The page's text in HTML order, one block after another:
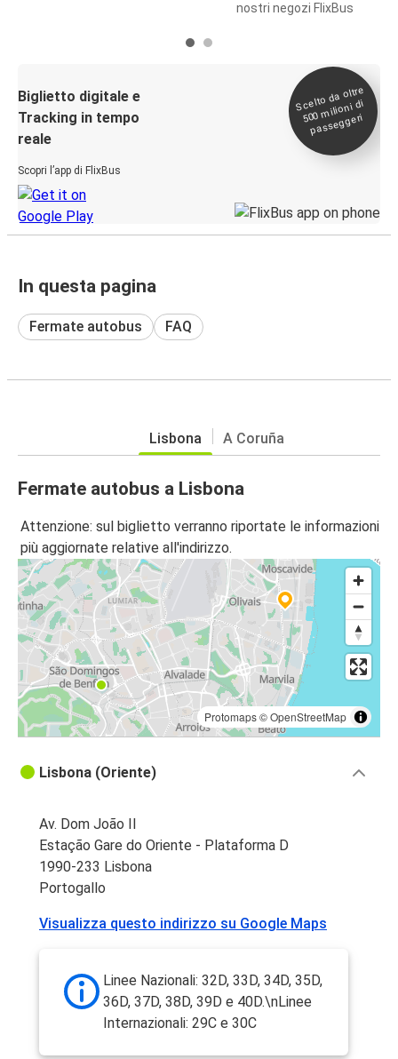
nostri negozi FlixBus
Biglietto digitale e
Tracking in tempo
reale
Scopri l’app di FlixBus
Scelto da oltre
500
milioni di
passeggeri
In questa pagina
Fermate autobus FAQ
Lisbona A Coruña
Fermate autobus a Lisbona
Attenzione: sul biglietto verranno riportate le informazioni
più aggiornate relative all'indirizzo.
Protomaps©OpenStreetMap
Lisbona (Oriente)
Av. Dom João II
Estação Gare do Oriente - Plataforma D
1990-233 Lisbona
Portogallo
Visualizza questo indirizzo su Google Maps
Linee Nazionali: 32D, 33D, 34D, 35D,
36D, 37D, 38D, 39D e 40D.\nLinee
Internazionali: 29C e 30C